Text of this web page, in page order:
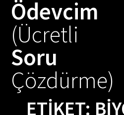
Ödevcim
(Ücretli
Soru
Çözdürme)
ETIKET: